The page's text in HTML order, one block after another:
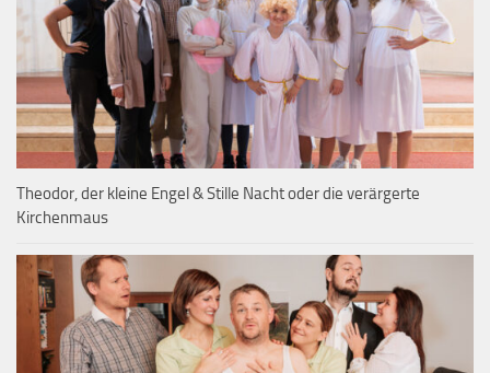
Theodor, der kleine Engel & Stille Nacht oder die verärgerte
Kirchenmaus